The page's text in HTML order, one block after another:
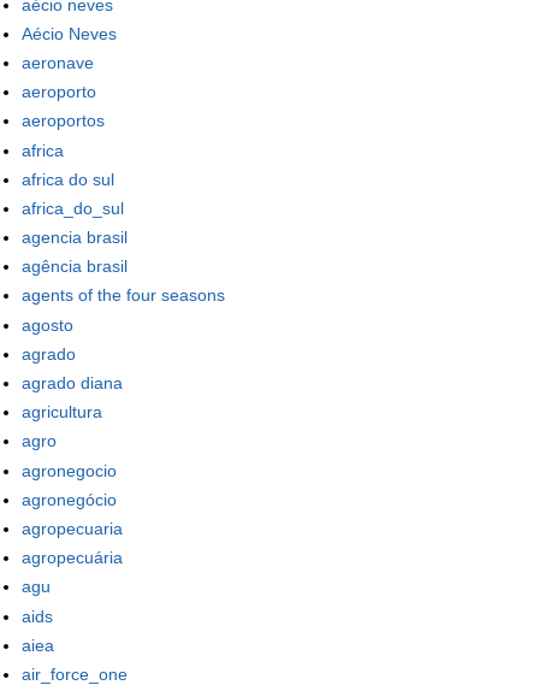
aécio neves
Aécio Neves
aeronave
aeroporto
aeroportos
africa
africa do sul
africa_do_sul
agencia brasil
agência brasil
agents of the four seasons
agosto
agrado
agrado diana
agricultura
agro
agronegocio
agronegócio
agropecuaria
agropecuária
agu
aids
aiea
air_force_one